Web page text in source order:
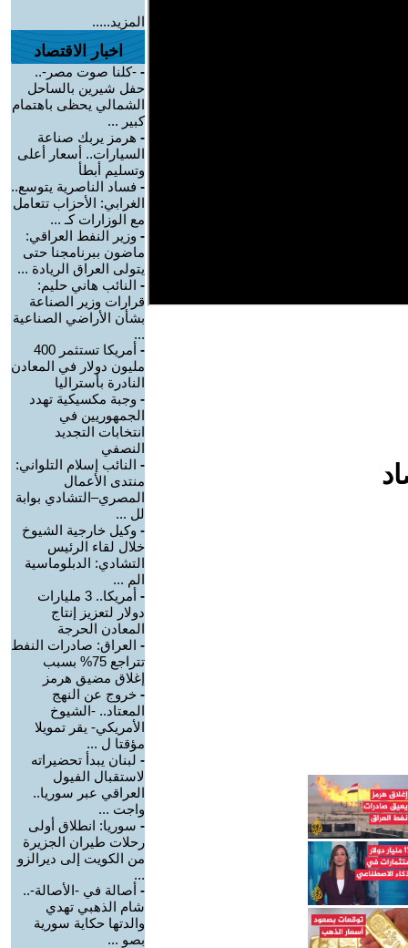
المزيد.....
اخبار الاقتصاد
- -كلنا صوت مصر-..
حفل شيرين بالساحل
الشمالي يحظى باهتمام
كبير ...
- هرمز يربك صناعة
السيارات.. أسعار أعلى
وتسليم أبطأ
- فساد الناصرية يتوسع..
الغرابي: الأحزاب تتعامل
مع الوزارات كـ ...
- وزير النفط العراقي:
ماضون ببرنامجنا حتى
يتولى العراق الريادة ...
- النائب هاني حليم:
قرارات وزير الصناعة
بشأن الأراضي الصناعية
...
-
أمريكا تستثمر 400
مليون دولار في المعادن
النادرة بأستراليا
- وجبة مكسيكية تهدد
الجمهوريين في
انتخابات التجديد
النصفي
- النائب إسلام التلواني:
منتدى الأعمال
المصري–التشادي بوابة
لل ...
- وكيل خارجية الشيوخ
خلال لقاء الرئيس
التشادي: الدبلوماسية
الم ...
-
أمريكا.. 3 مليارات
دولار لتعزيز إنتاج
المعادن الحرجة
- العراق: صادرات النفط
تتراجع 75% بسبب
إغلاق مضيق هرمز
- خروج عن النهج
المعتاد.. -الشيوخ
الأمريكي- يقر تمويلا
مؤقتا ل ...
- لبنان يبدأ تحضيراته
لاستقبال الفيول
العراقي عبر سوريا..
واجت ...
- سوريا: انطلاق أولى
رحلات طيران الجزيرة
من الكويت إلى ديرالزو
...
- أصالة في -الأصالة-..
شام الذهبي تهدي
والدتها حكاية سورية
بصو ...